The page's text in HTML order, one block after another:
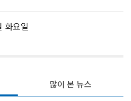
화요일
많이 본 뉴스